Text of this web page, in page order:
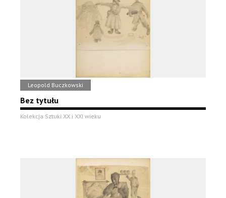
Leopold Buczkowski
Bez tytułu
Kolekcja Sztuki XX i XXI wieku